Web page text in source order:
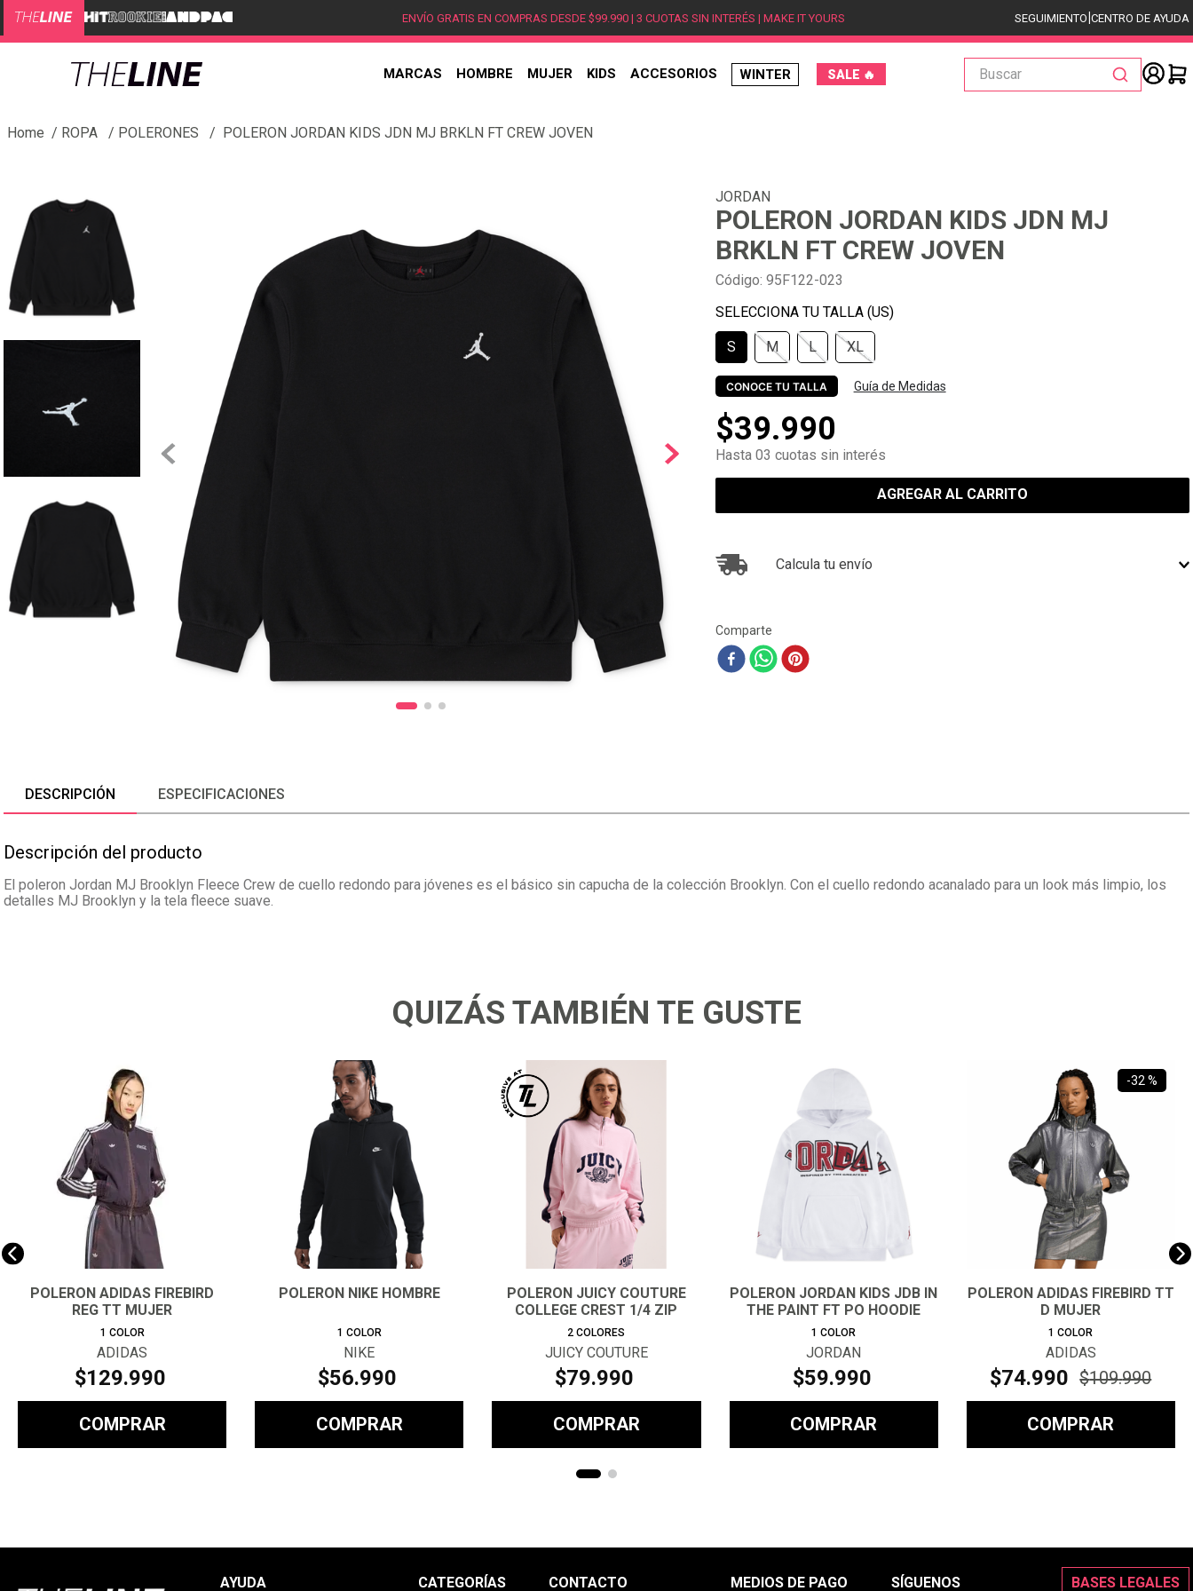
ENVÍO GRATIS EN COMPRAS DESDE $99.990 | 3 CUOTAS SIN INTERÉS | MAKE IT YOURS SEGUIMIENTO|CENTRO DE AYUDA
MARCAS HOMBRE MUJER KIDS ACCESORIOS WINTER SALE 🔥
Buscar
ROPA POLERONES POLERON JORDAN KIDS JDN MJ BRKLN FT CREW JOVEN
JORDAN
POLERON JORDAN KIDS JDN MJ
BRKLN FT CREW JOVEN
Código: 95F122-023
S M L XL
CONOCE TU TALLA Guía de Medidas
$39.990
Hasta 03 cuotas sin interés
AGREGAR AL CARRITO
Calcula tu envío
Comparte
DESCRIPCIÓN ESPECIFICACIONES
Descripción del producto
El poleron Jordan MJ Brooklyn Fleece Crew de cuello redondo para jóvenes es el básico sin capucha de la colección Brooklyn. Con el cuello redondo acanalado para un look más limpio, los
detalles MJ Brooklyn y la tela fleece suave.
QUIZÁS TAMBIÉN TE GUSTE
POLERON ADIDAS FIREBIRD
REG TT MUJER
1 COLOR
ADIDAS
$129.990
COMPRAR
POLERON NIKE HOMBRE
1 COLOR
NIKE
$56.990
COMPRAR
POLERON JUICY COUTURE
COLLEGE CREST 1/4 ZIP
TRACK
2 COLORES
JUICY COUTURE
$79.990
COMPRAR
POLERON JORDAN KIDS JDB IN
THE PAINT FT PO HOODIE
1 COLOR
JORDAN
$59.990
COMPRAR
-32 %
POLERON ADIDAS FIREBIRD TT
D MUJER
1 COLOR
ADIDAS
$74.990 $109.990
COMPRAR
AYUDA CATEGORÍAS CONTACTO MEDIOS DE PAGO SÍGUENOS BASES LEGALES
1.
hombre
5
new balance
zapatillas hombre
zapatillas nike